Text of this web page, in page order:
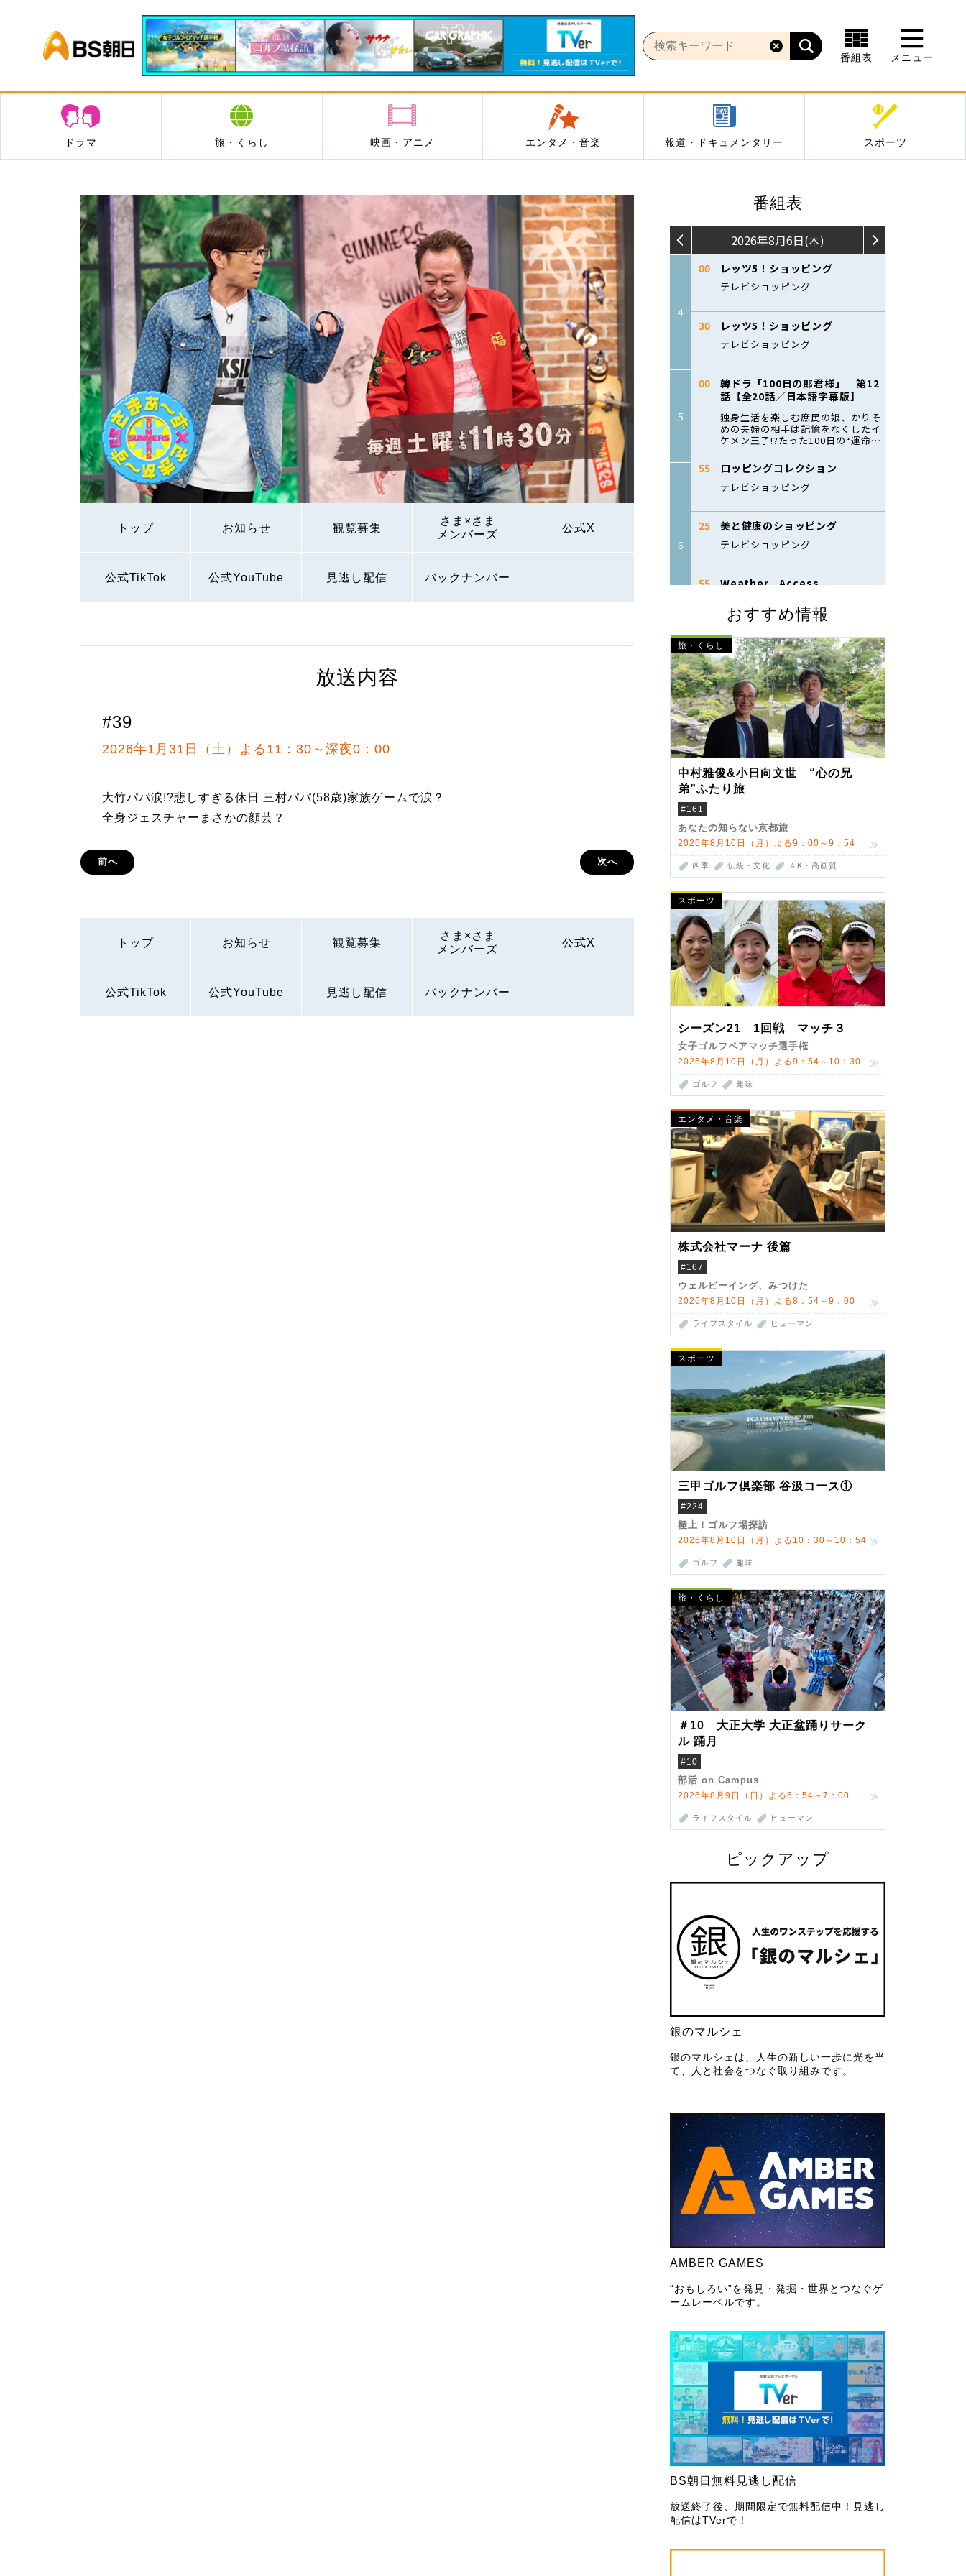
BS朝日
番組表 メニュー
ドラマ 旅・くらし 映画・アニメ エンタメ・音楽 報道・ドキュメンタリー スポーツ
トップ お知らせ 観覧募集
さま×さま
メンバーズ
公式X
公式TikTok 公式YouTube 見逃し配信 バックナンバー
番組表
おすすめ情報
旅・くらし
中村雅俊&小日向文世 “心の兄
弟”ふたり旅
#161
あなたの知らない京都旅
2026年8月10日（月）よる9：00～9：54
四季 伝統・文化 ４K・高画質
スポーツ
シーズン21 1回戦 マッチ３
女子ゴルフペアマッチ選手権
2026年8月10日（月）よる9：54～10：30
ゴルフ 趣味
エンタメ・音楽
株式会社マーナ 後篇
#167
ウェルビーイング、みつけた
2026年8月10日（月）よる8：54～9：00
ライフスタイル ヒューマン
スポーツ
三甲ゴルフ倶楽部 谷汲コース①
#224
極上！ゴルフ場探訪
2026年8月10日（月）よる10：30～10：54
ゴルフ 趣味
旅・くらし
＃10 大正大学 大正盆踊りサーク
ル 踊月
#10
部活 on Campus
2026年8月9日（日）よる6：54～7：00
ライフスタイル ヒューマン
ピックアップ
銀のマルシェ
銀のマルシェは、人生の新しい一歩に光を当
て、人と社会をつなぐ取り組みです。
AMBER GAMES
“おもしろい”を発見・発掘・世界とつなぐゲ
ームレーベルです。
BS朝日無料見逃し配信
放送終了後、期間限定で無料配信中！見逃し
配信はTVerで！
放送内容
#39
2026年1月31日（土）よる11：30～深夜0：00
大竹パパ涙!?悲しすぎる休日 三村パパ(58歳)家族ゲームで涙？
全身ジェスチャーまさかの顔芸？
前へ 次へ
トップ お知らせ 観覧募集
さま×さま
メンバーズ
公式X
公式TikTok 公式YouTube 見逃し配信 バックナンバー